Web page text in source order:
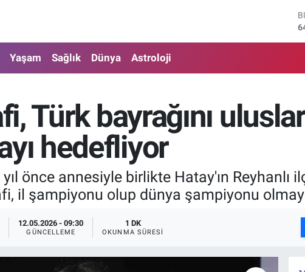
Yaşam Sağlık Dünya Astroloji
Türk bayrağını
hedefliyor
önce annesiyle birlikte Hatay'ın Reyhanlı
il şampiyonu olup dünya şampiyonu
12.05.2026 - 09:30
GÜNCELLEME
1 DK
OKUNMA SÜRESI